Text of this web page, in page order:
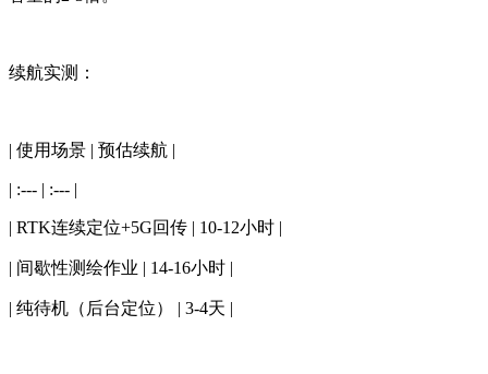
续航实测：
| 使用场景 | 预估续航 |
| :--- | :--- |
| RTK连续定位+5G回传 | 10-12小时 |
| 间歇性测绘作业 | 14-16小时 |
| 纯待机（后台定位） | 3-4天 |